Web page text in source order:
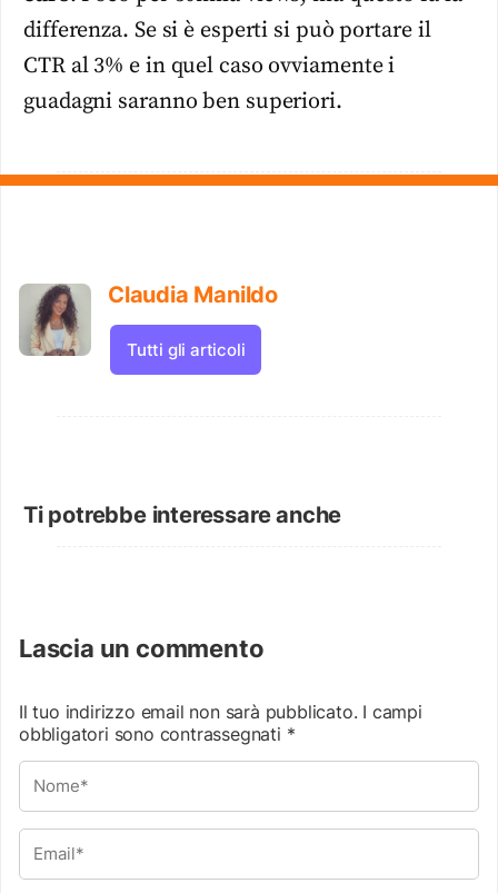
differenza. Se si è esperti si può portare il
CTR al 3% e in quel caso ovviamente i
guadagni saranno ben superiori.
Claudia Manildo
Tutti gli articoli
Ti potrebbe interessare anche
Lascia un commento
Il tuo indirizzo email non sarà pubblicato. I campi
obbligatori sono contrassegnati *